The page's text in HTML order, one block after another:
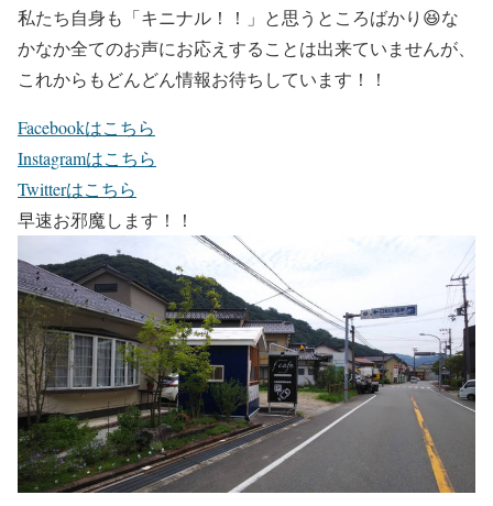
私たち自身も「キニナル！！」と思うところばかり😆な
かなか全てのお声にお応えすることは出来ていませんが、
これからもどんどん情報お待ちしています！！
Facebookはこちら
Instagramはこちら
Twitterはこちら
早速お邪魔します！！